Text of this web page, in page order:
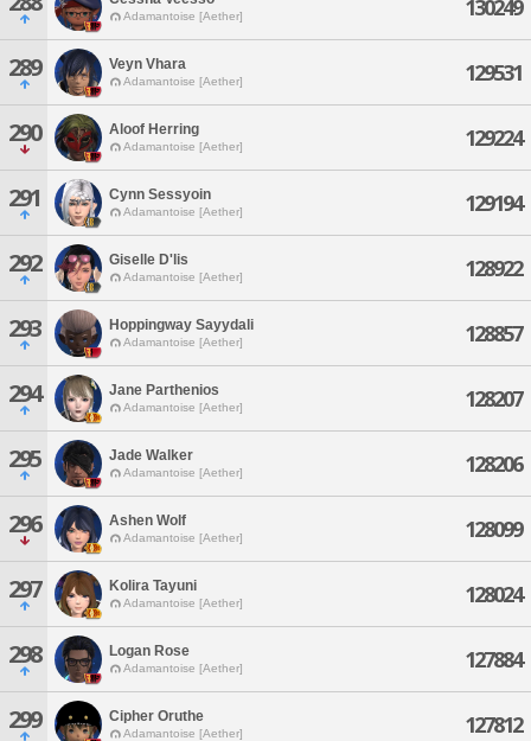
Adamantoise [Aether] 130249
289 Veyn Vhara
Adamantoise [Aether] 129531
290 Aloof Herring
Adamantoise [Aether] 129224
291 Cynn Sessyoin
Adamantoise [Aether] 129194
292 Giselle D'lis
Adamantoise [Aether] 128922
293 Hoppingway Sayydali
Adamantoise [Aether] 128857
294 Jane Parthenios
Adamantoise [Aether] 128207
295 Jade Walker
Adamantoise [Aether] 128206
296 Ashen Wolf
Adamantoise [Aether] 128099
297 Kolira Tayuni
Adamantoise [Aether] 128024
298 Logan Rose
Adamantoise [Aether] 127884
299 Cipher Oruthe
Adamantoise [Aether] 127812